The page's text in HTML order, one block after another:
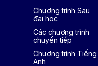
Chương trình Sau
đại học
Các chương trình
chuyển tiếp
Chương trình Tiếng
Anh